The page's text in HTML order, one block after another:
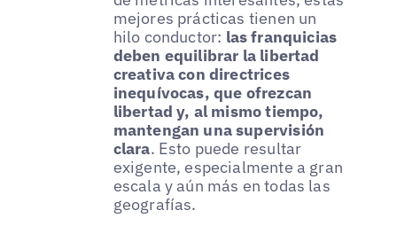
mejores prácticas tienen un
hilo conductor: las franquicias
deben equilibrar la libertad
creativa con directrices
inequívocas, que ofrezcan
libertad y, al mismo tiempo,
mantengan una supervisión
clara. Esto puede resultar
exigente, especialmente a gran
escala y aún más en todas las
geografías.